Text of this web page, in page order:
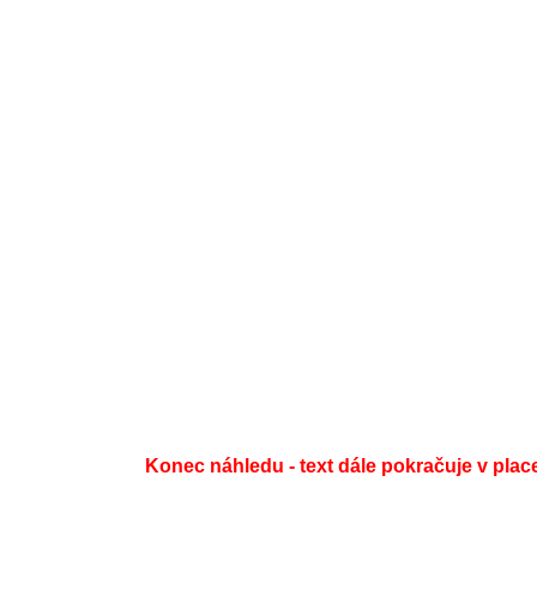
Konec náhledu - text dále pokračuje v